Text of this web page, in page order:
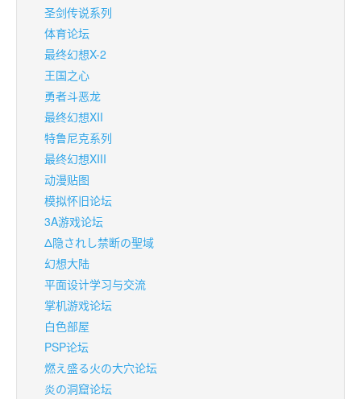
圣剑传说系列
体育论坛
最终幻想X-2
王国之心
勇者斗恶龙
最终幻想XII
特鲁尼克系列
最终幻想XIII
动漫贴图
模拟怀旧论坛
3A游戏论坛
Δ隐されし禁断の聖域
幻想大陆
平面设计学习与交流
掌机游戏论坛
白色部屋
PSP论坛
燃え盛る火の大穴论坛
炎の洞窟论坛